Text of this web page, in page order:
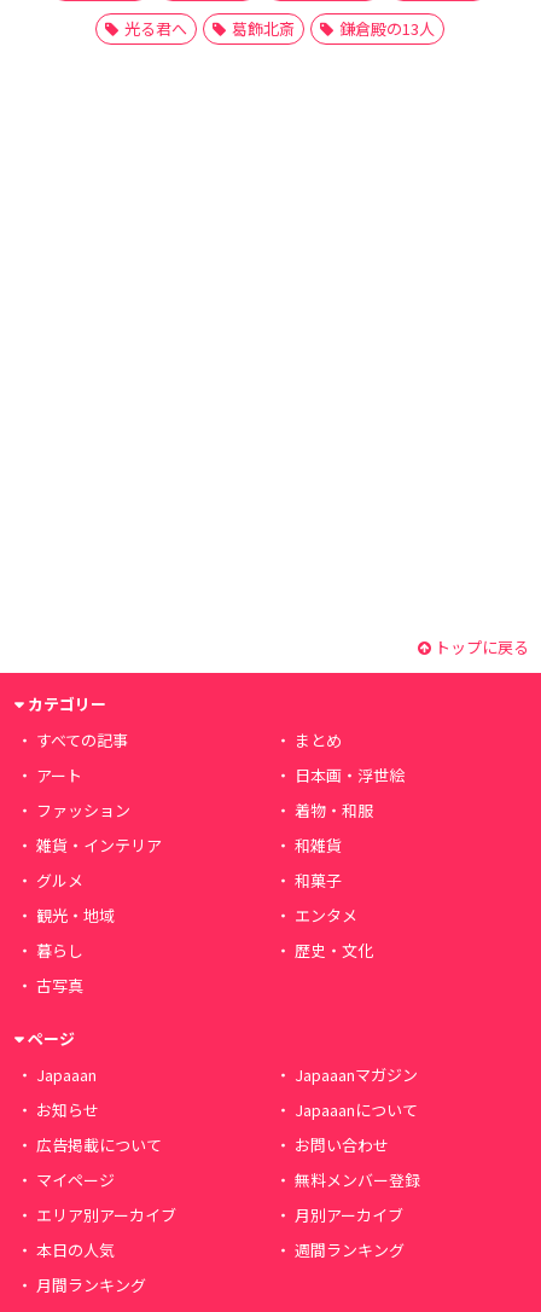
光る君へ
葛飾北斎 鎌倉殿の13人
トップに戻る
カテゴリー
すべての記事
まとめ
アート
日本画・浮世絵
ファッション
着物・和服
雑貨・インテリア
和雑貨
グルメ
和菓子
観光・地域
エンタメ
暮らし
歴史・文化
古写真
ページ
Japaaan
Japaaanマガジン
お知らせ
Japaaanについて
広告掲載について
お問い合わせ
マイページ
無料メンバー登録
エリア別アーカイブ
月別アーカイブ
本日の人気
週間ランキング
月間ランキング